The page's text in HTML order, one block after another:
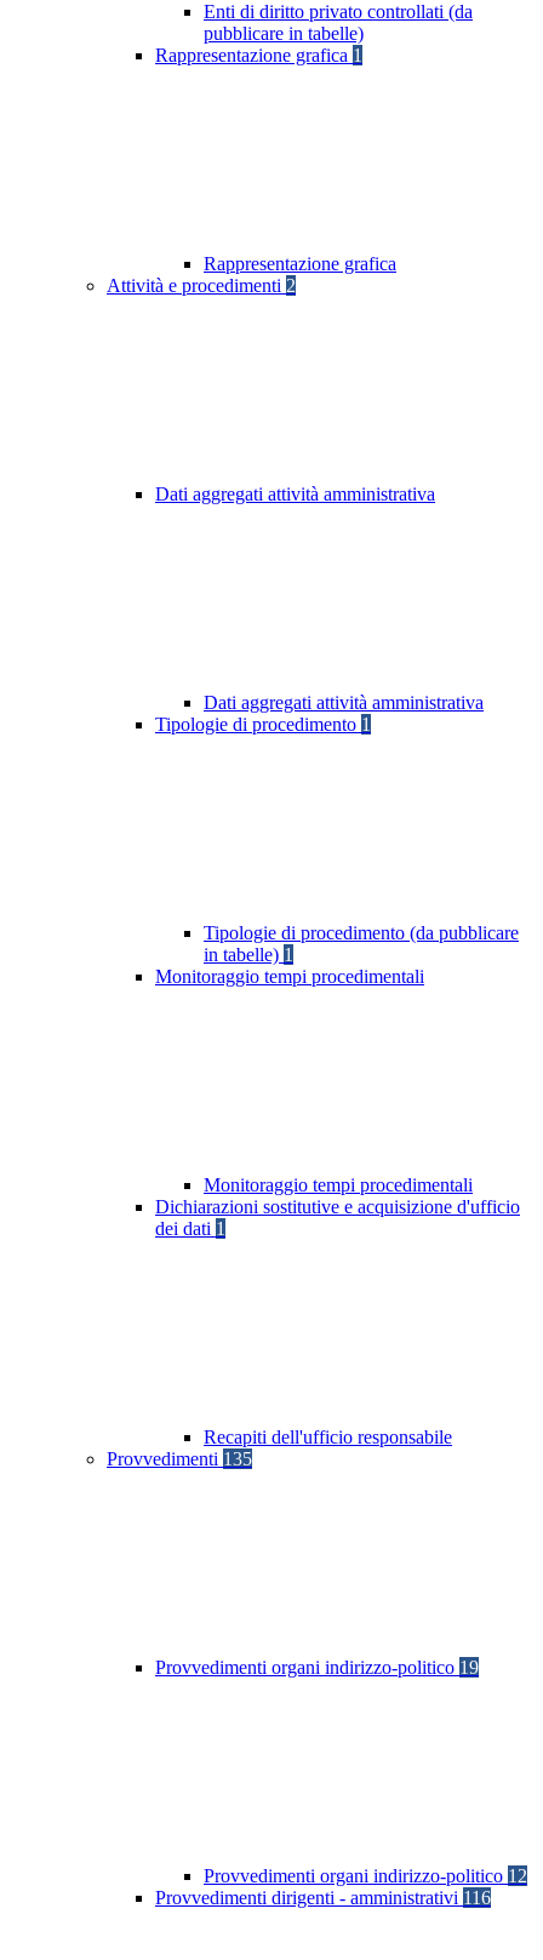
Enti di diritto privato controllati (da
pubblicare in tabelle)
Rappresentazione grafica 1
Rappresentazione grafica
Attività e procedimenti 2
Dati aggregati attività amministrativa
Dati aggregati attività amministrativa
Tipologie di procedimento 1
Tipologie di procedimento (da pubblicare
in tabelle) 1
Monitoraggio tempi procedimentali
Monitoraggio tempi procedimentali
Dichiarazioni sostitutive e acquisizione d'ufficio
dei dati 1
Recapiti dell'ufficio responsabile
Provvedimenti 135
Provvedimenti organi indirizzo-politico 19
Provvedimenti organi indirizzo-politico 12
Provvedimenti dirigenti - amministrativi 116